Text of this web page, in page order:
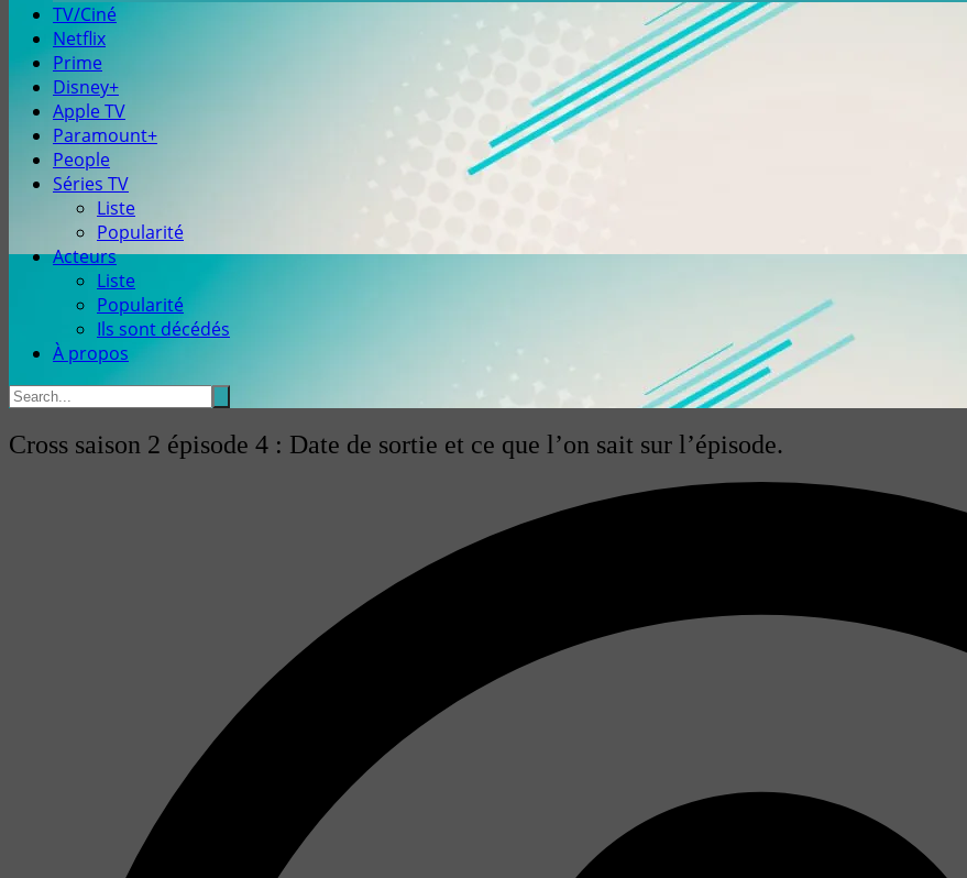
TV/Ciné
Netflix
Prime
Disney+
Apple TV
Paramount+
People
Séries TV
Liste
Popularité
Acteurs
Liste
Popularité
Ils sont décédés
À propos
Cross saison 2 épisode 4 : Date de sortie et ce que l’on sait sur l’épisode.